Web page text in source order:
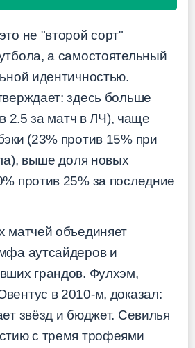
не "второй сорт"
а самостоятельный
идентичностью.
здесь больше
2.5 за матч в ЛЧ), чаще
(23% против 15% при
выше доля новых
против 25% за последние
матчей объединяет
аутсайдеров и
грандов. Фулхэм,
в 2010-м, доказал:
звёзд и бюджет. Севилья
с тремя трофеями